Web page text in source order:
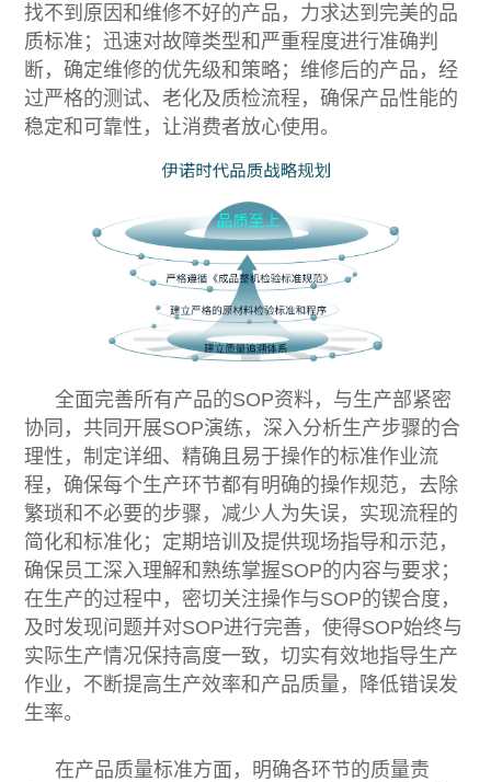
找不到原因和维修不好的产品，力求达到完美的品
质标准；迅速对故障类型和严重程度进行准确判
断，确定维修的优先级和策略；维修后的产品，经
过严格的测试、老化及质检流程，确保产品性能的
稳定和可靠性，让消费者放心使用。
全面完善所有产品的SOP资料，与生产部紧密
协同，共同开展SOP演练，深入分析生产步骤的合
理性，制定详细、精确且易于操作的标准作业流
程，确保每个生产环节都有明确的操作规范，去除
繁琐和不必要的步骤，减少人为失误，实现流程的
简化和标准化；定期培训及提供现场指导和示范，
确保员工深入理解和熟练掌握SOP的内容与要求；
在生产的过程中，密切关注操作与SOP的锲合度，
及时发现问题并对SOP进行完善，使得SOP始终与
实际生产情况保持高度一致，切实有效地指导生产
作业，不断提高生产效率和产品质量，降低错误发
生率。
在产品质量标准方面，明确各环节的质量责